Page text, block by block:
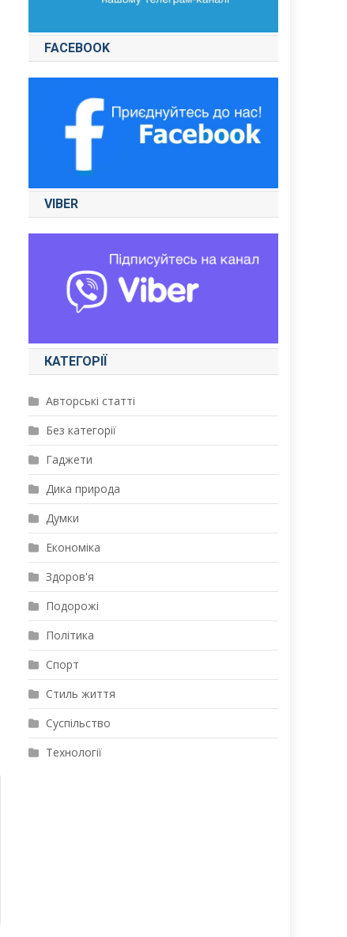
FACEBOOK
VIBER
КАТЕГОРІЇ
Авторські статті
Без категорії
Гаджети
Дика природа
Думки
Економіка
Здоров'я
Подорожі
Політика
Спорт
Стиль життя
Суспільство
Технології